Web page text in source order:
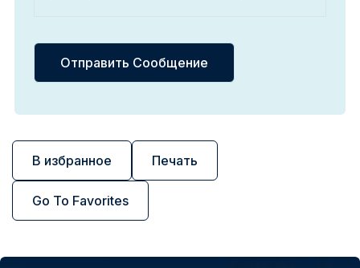
В избранное Печать
Go To Favorites